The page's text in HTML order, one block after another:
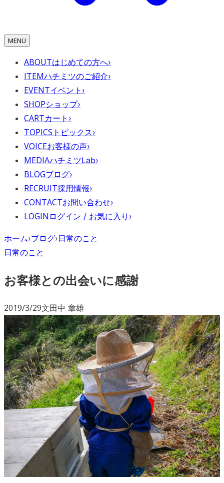
MENU
ABOUTはじめての方へ›
ITEMハチミツのご紹介›
EVENTイベント ›
SHOPショップ›
CARTカート ›
TOPICS トピックス›
VOICEお客様の声›
MEDIAハチミツLab›
BLOGブログ›
RECRUIT採用情報›
CONTACTお問い合わせ›
LOGIN ログイン / お気に入り ›
ホーム›ブログ›日常のこと
日常のこと
お客様との出会いに感謝
2019/3/29文田中 章雄